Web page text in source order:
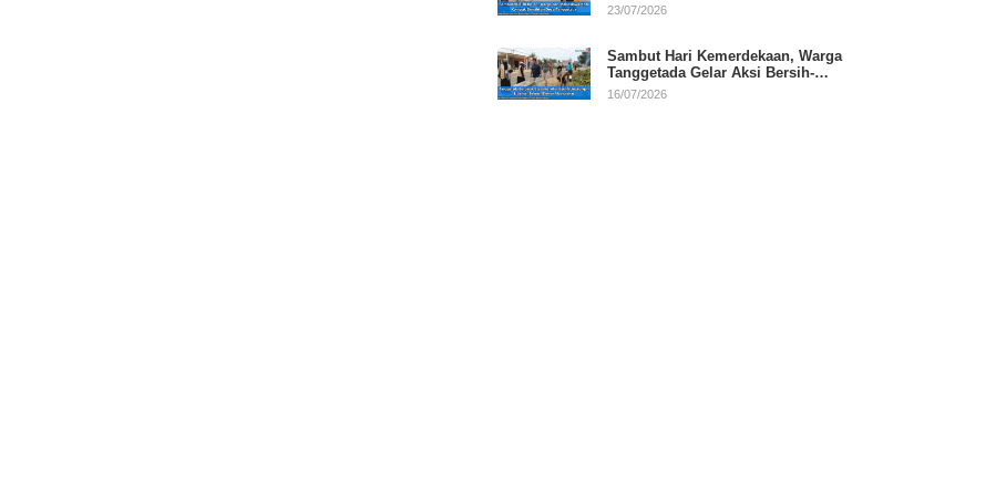
RI
23/07/2026
Sambut Hari Kemerdekaan, Warga
Tanggetada Gelar Aksi Bersih-
Bersih Desa
16/07/2026